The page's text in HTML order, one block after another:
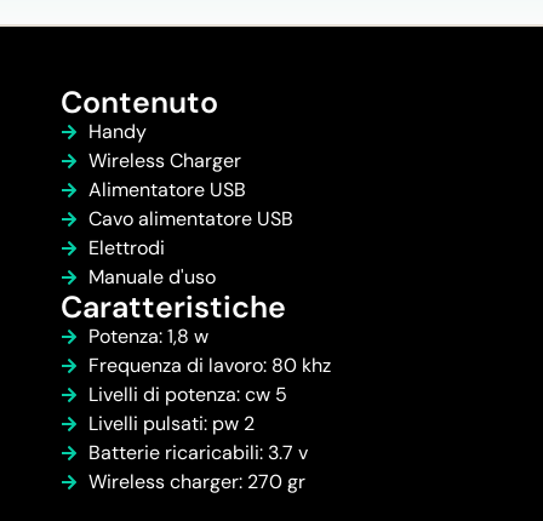
Contenuto
Handy
Wireless Charger
Alimentatore USB
Cavo alimentatore USB
Elettrodi
Manuale d'uso
Caratteristiche
Potenza: 1,8 w
Frequenza di lavoro: 80 khz
Livelli di potenza: cw 5
Livelli pulsati: pw 2
Batterie ricaricabili: 3.7 v
Wireless charger: 270 gr